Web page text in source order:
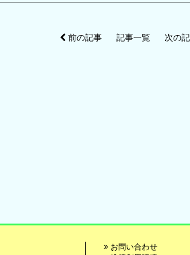
前の記事 記事一覧 次の
お問い合わせ